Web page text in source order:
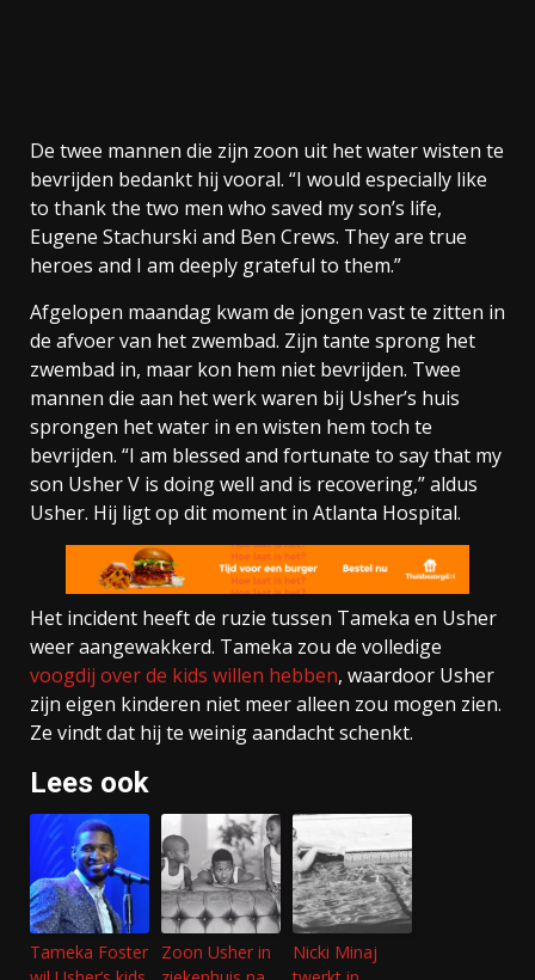
De twee mannen die zijn zoon uit het water wisten te
bevrijden bedankt hij vooral. “I would especially like
to thank the two men who saved my son’s life,
Eugene Stachurski and Ben Crews. They are true
heroes and I am deeply grateful to them.”
Afgelopen maandag kwam de jongen vast te zitten in
de afvoer van het zwembad. Zijn tante sprong het
zwembad in, maar kon hem niet bevrijden. Twee
mannen die aan het werk waren bij Usher’s huis
sprongen het water in en wisten hem toch te
bevrijden. “I am blessed and fortunate to say that my
son Usher V is doing well and is recovering,” aldus
Usher. Hij ligt op dit moment in Atlanta Hospital.
Het incident heeft de ruzie tussen Tameka en Usher
weer aangewakkerd. Tameka zou de volledige
voogdij over de kids willen hebben, waardoor Usher
zijn eigen kinderen niet meer alleen zou mogen zien.
Ze vindt dat hij te weinig aandacht schenkt.
Lees ook
Tameka Foster
Zoon Usher in
Nicki Minaj